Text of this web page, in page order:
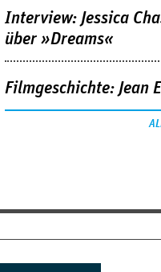
Interview: Jessica
über »Dreams«
Filmgeschichte: Jean